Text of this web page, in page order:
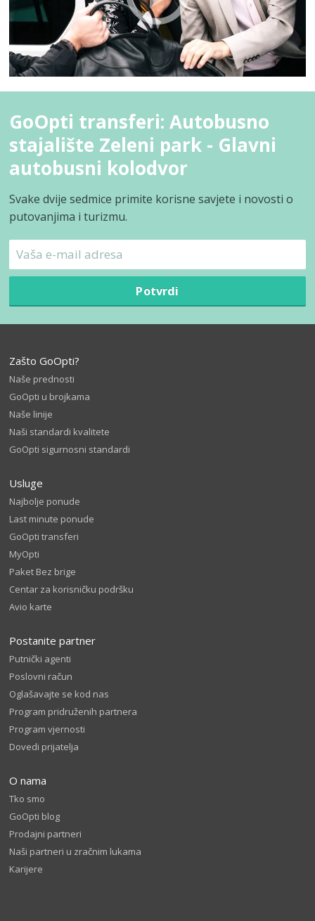
GoOpti transferi: Autobusno
stajalište Zeleni park - Glavni
autobusni kolodvor
Svake dvije sedmice primite korisne savjete i novosti o
putovanjima i turizmu.
Potvrdi
Zašto GoOpti?
Naše prednosti
GoOpti u brojkama
Naše linije
Naši standardi kvalitete
GoOpti sigurnosni standardi
Usluge
Najbolje ponude
Last minute ponude
GoOpti transferi
MyOpti
Paket Bez brige
Centar za korisničku podršku
Avio karte
Postanite partner
Putnički agenti
Poslovni račun
Oglašavajte se kod nas
Program pridruženih partnera
Program vjernosti
Dovedi prijatelja
O nama
Tko smo
GoOpti blog
Prodajni partneri
Naši partneri u zračnim lukama
Karijere